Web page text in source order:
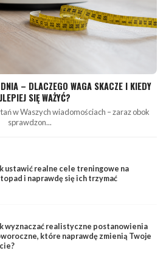
– DLACZEGO WAGA SKACZE I KIEDY
SIĘ WAŻYĆ?
w Waszych wiadomościach – zaraz obok
sprawdzon...
ustawić realne cele treningowe na
i naprawdę się ich trzymać
wyznaczać realistyczne postanowienia
które naprawdę zmienią Twoje